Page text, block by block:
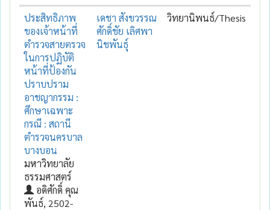
ประสิทธิภาพ
ของเจ้าหน้าที่
ตำรวจสายตรวจ
ในการปฏิบัติ
หน้าที่ป้องกัน
ปราบปราม
อาชญากรรม :
ศึกษาเฉพาะ
กรณี : สถานี
ตำรวจนครบาล
บางบอน
มหาวิทยาลัย
ธรรมศาสตร์
อดิศักดิ์ คุณ
พันธ์, 2502-
เดชา สังขวรรณ
ศักดิ์ชัย เลิศพา
นิชพันธุ์
วิทยานิพนธ์/Thesis